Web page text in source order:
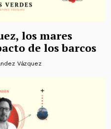
los mares
de los barcos
Vázquez